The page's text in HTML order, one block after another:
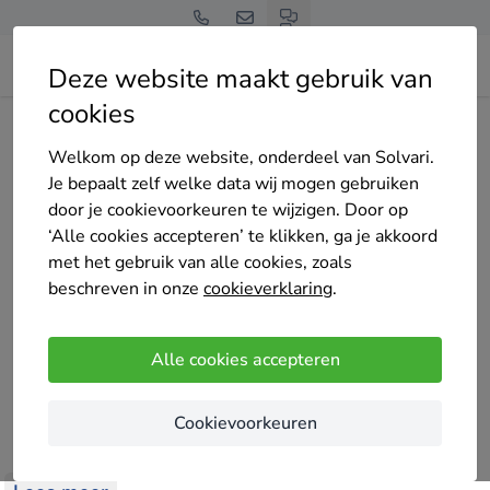
Deze website maakt gebruik van
cookies
Welkom op deze website, onderdeel van Solvari.
Je bepaalt zelf welke data wij mogen gebruiken
door je cookievoorkeuren te wijzigen. Door op
‘Alle cookies accepteren’ te klikken, ga je akkoord
met het gebruik van alle cookies, zoals
beschreven in onze cookieverklaring.
Alle cookies accepteren
Cookievoorkeuren
Home
Bedrijven overzicht
Schilder en behangwerken Bram Mathijs
Nog geen reviews
Schilder en behangwerken in Sint-Truiden –
Vakmanschap met Jarenlange Ervaring! 🎨
uw Schilder werken binnen en buiten? Wij bieden